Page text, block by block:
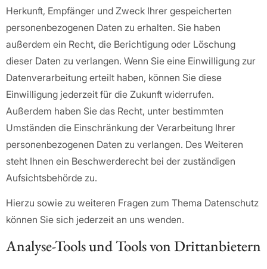
Herkunft, Empfänger und Zweck Ihrer gespeicherten
personenbezogenen Daten zu erhalten. Sie haben
außerdem ein Recht, die Berichtigung oder Löschung
dieser Daten zu verlangen. Wenn Sie eine Einwilligung zur
Datenverarbeitung erteilt haben, können Sie diese
Einwilligung jederzeit für die Zukunft widerrufen.
Außerdem haben Sie das Recht, unter bestimmten
Umständen die Einschränkung der Verarbeitung Ihrer
personenbezogenen Daten zu verlangen. Des Weiteren
steht Ihnen ein Beschwerderecht bei der zuständigen
Aufsichtsbehörde zu.
Hierzu sowie zu weiteren Fragen zum Thema Datenschutz
können Sie sich jederzeit an uns wenden.
Analyse-Tools und Tools von Dritt­anbietern